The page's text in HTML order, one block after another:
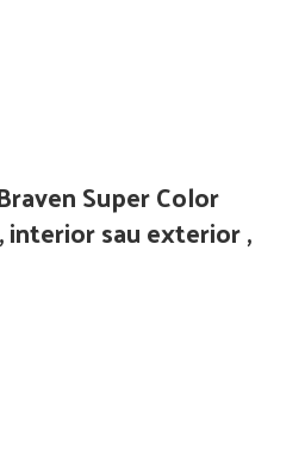
Super Color
interior sau exterior ,